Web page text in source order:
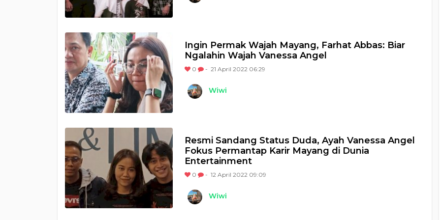
Ingin Permak Wajah Mayang, Farhat Abbas: Biar
Ngalahin Wajah Vanessa Angel
0 - 21 April 2022 06:29
Wiwi
Resmi Sandang Status Duda, Ayah Vanessa Angel
Fokus Permantap Karir Mayang di Dunia
Entertainment
0 - 12 April 2022 09:09
Wiwi